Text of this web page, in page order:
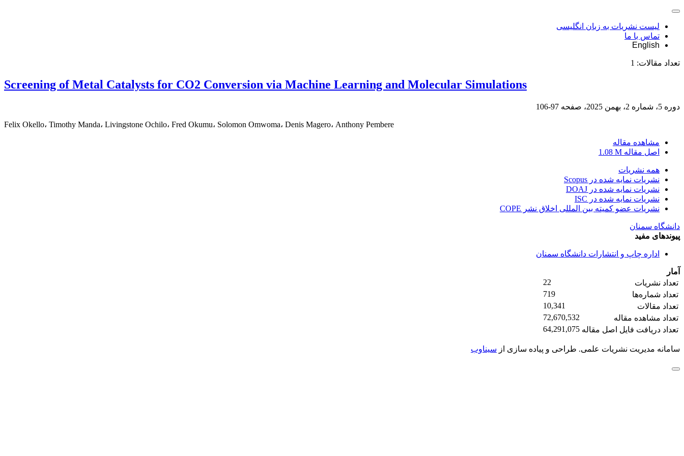
لیست نشریات به زبان انگلیسی
تماس با ما
English
تعداد مقالات: 1
Screening of Metal Catalysts for CO2 Conversion via Machine Learning and Molecular Simulations
دوره 5، شماره 2، بهمن 2025، صفحه 97-106
Felix Okello، Timothy Manda، Livingstone Ochilo، Fred Okumu، Solomon Omwoma، Denis Magero، Anthony Pembere
مشاهده مقاله
اصل مقاله 1.08 M
همه نشریات
نشریات نمایه شده در Scopus
نشریات نمایه شده در DOAJ
نشریات نمایه شده در ISC
نشریات عضو کمیته بین المللی اخلاق نشر COPE
دانشگاه سمنان
پیوندهای مفید
اداره چاپ و انتشارات دانشگاه سمنان
آمار
تعداد نشریات
22
تعداد شماره‌ها
719
تعداد مقالات
10,341
تعداد مشاهده مقاله
72,670,532
تعداد دریافت فایل اصل مقاله 64,291,075
سامانه مدیریت نشریات علمی. طراحی و پیاده سازی از سیناوب